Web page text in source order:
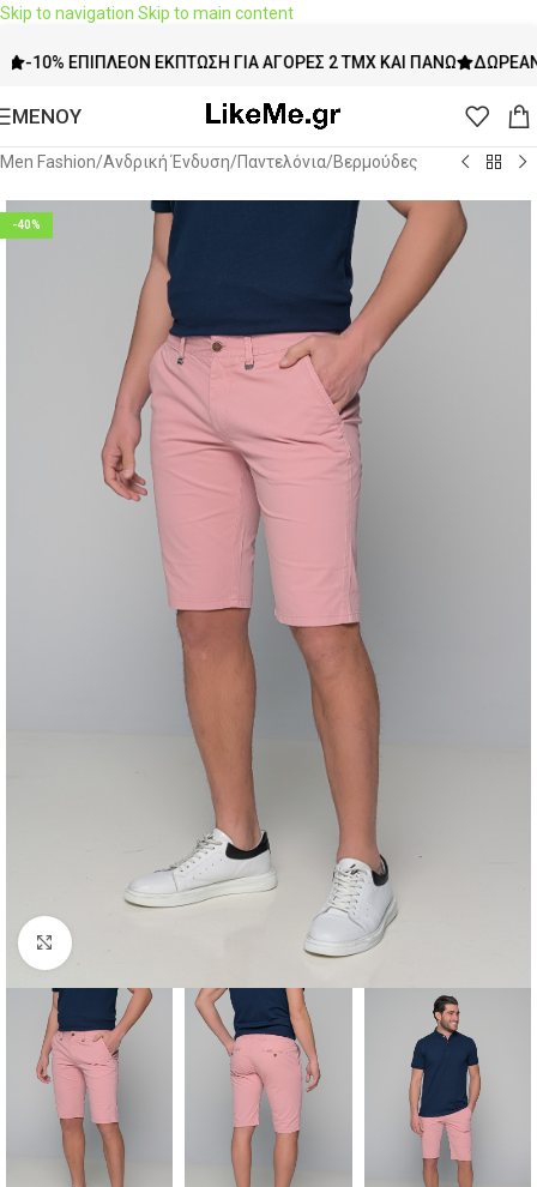
Skip to navigation Skip to main content
ΕΠΙΠΛΈΟΝ ΈΚΠΤΩΣΗ ΓΙΑ ΑΓΟΡΈΣ 2 ΤΜΧ ΚΑΙ ΠΆΝΩ ΔΩΡΕΆΝ
ΜΕΝΟΥ
Men Fashion/Ανδρική Ένδυση/Παντελόνια/Βερμούδες
-40%
Click to enlarge